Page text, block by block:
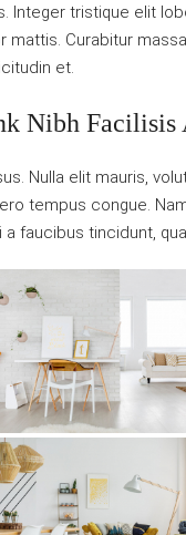
Integer tristique elit
Curabitur
et.
Nibh Facilisis
Nulla elit mauris,
tempus congue.
faucibus tincidunt,